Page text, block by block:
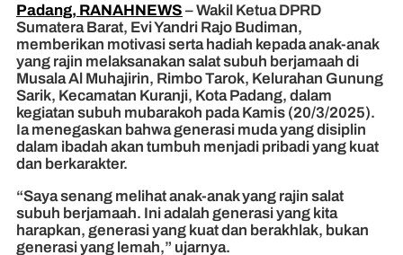
Padang, RANAHNEWS – Wakil Ketua DPRD
Sumatera Barat, Evi Yandri Rajo Budiman,
memberikan motivasi serta hadiah kepada anak-anak
yang rajin melaksanakan salat subuh berjamaah di
Musala Al Muhajirin, Rimbo Tarok, Kelurahan Gunung
Sarik, Kecamatan Kuranji, Kota Padang, dalam
kegiatan subuh mubarakoh pada Kamis (20/3/2025).
Ia menegaskan bahwa generasi muda yang disiplin
dalam ibadah akan tumbuh menjadi pribadi yang kuat
dan berkarakter.
“Saya senang melihat anak-anak yang rajin salat
subuh berjamaah. Ini adalah generasi yang kita
harapkan, generasi yang kuat dan berakhlak, bukan
generasi yang lemah,” ujarnya.